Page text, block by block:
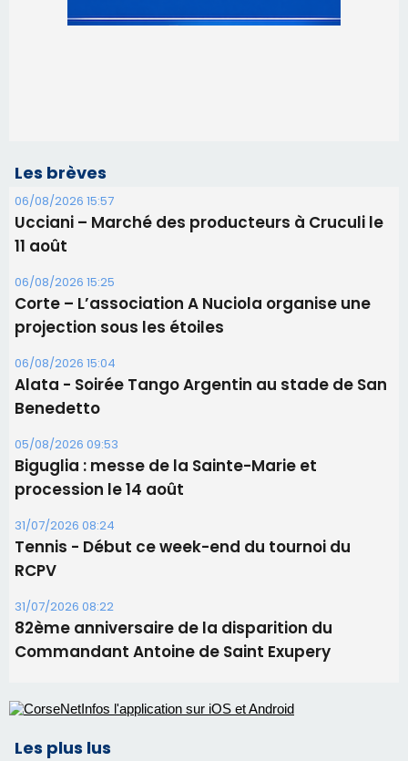
Les brèves
06/08/2026 15:57
Ucciani – Marché des producteurs à Cruculi le
11 août
06/08/2026 15:25
Corte – L’association A Nuciola organise une
projection sous les étoiles
06/08/2026 15:04
Alata - Soirée Tango Argentin au stade de San
Benedetto
05/08/2026 09:53
Biguglia : messe de la Sainte-Marie et
procession le 14 août
31/07/2026 08:24
Tennis - Début ce week-end du tournoi du
RCPV
31/07/2026 08:22
82ème anniversaire de la disparition du
Commandant Antoine de Saint Exupery
Les plus lus